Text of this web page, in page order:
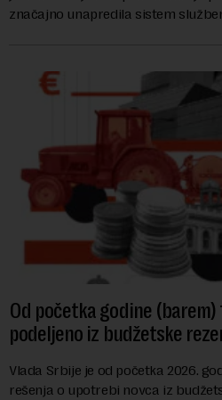
značajno unapredila sistem
Od početka godine (barem)
podeljeno iz budžetske
Vlada Srbije je od početka 2026.
rešenja o upotrebi novca iz